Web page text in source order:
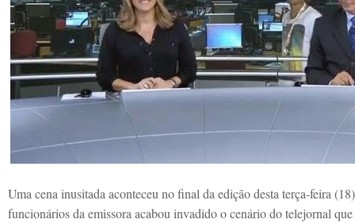
Uma cena inusitada aconteceu no final da edição desta terça-feira
funcionários da emissora acabou invadido o cenário do telejornal